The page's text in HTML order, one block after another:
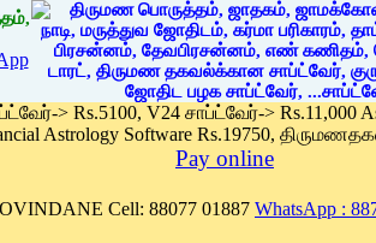
> Rs.5100, V24 சாப்ட்வேர்->
Astrology Software Rs.19750,
Pay online
Cell: 88077 01887 WhatsApp :